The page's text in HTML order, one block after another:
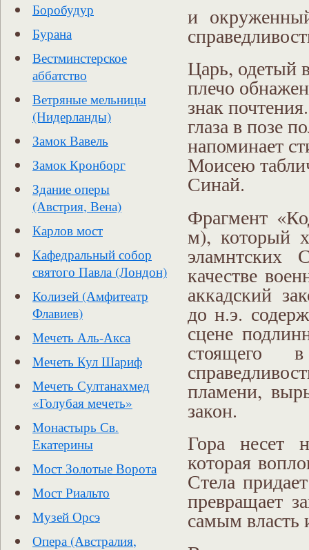
Боробудур
Бурана
Вестминстерское
аббатство
Ветряные мельницы
(Нидерланды)
Замок Вавель
Замок Кронборг
Здание оперы
(Австрия, Вена)
Карлов мост
Кафедральный собор
святого Павла (Лондон)
Колизей (Амфитеатр
Флавиев)
Мечеть Аль-Акса
Мечеть Кул Шариф
Мечеть Султанахмед
«Голубая мечеть»
Монастырь Св.
Екатерины
Мост Золотые Ворота
Мост Риальто
Музей Орсэ
Опера (Австралия,
и
Царь, одетый
плечо
знак
глаза в позе
напоминает
Моисею
Синай.
Фрагмент
м), который
эламнтских
качестве
аккадский
до н.э.
сцене
стоящего
пламени,
закон.
Гора несет
которая
Стела
превращает
самым власть